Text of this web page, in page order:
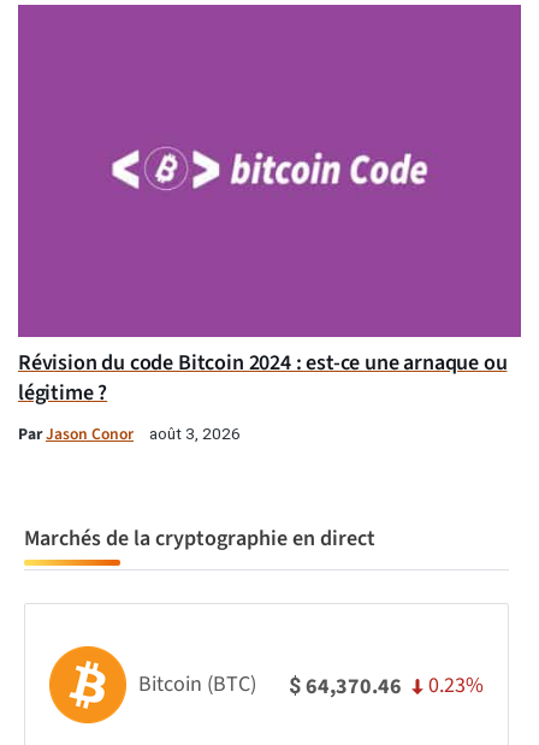
Révision du code Bitcoin 2024 : est-ce une arnaque ou
légitime ?
ParJason Conor août 3, 2026
Marchés de la cryptographie en direct
Bitcoin (BTC) $64,370.46 0.23%